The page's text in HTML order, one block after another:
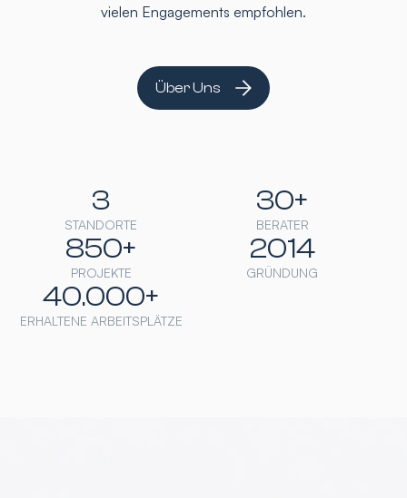
vielen Engagements empfohlen.
Über Uns
STANDORTE
3
BERATER
30+
PROJEKTE
850+
GRÜNDUNG
2014
ERHALTENE ARBEITSPLÄTZE
40.000+